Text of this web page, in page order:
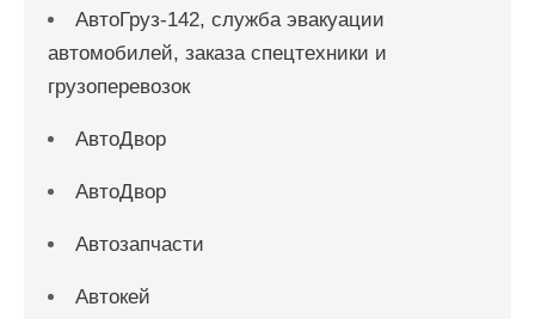
АвтоГруз-142, служба эвакуации
автомобилей, заказа спецтехники и
грузоперевозок
АвтоДвор
АвтоДвор
Автозапчасти
Автокей